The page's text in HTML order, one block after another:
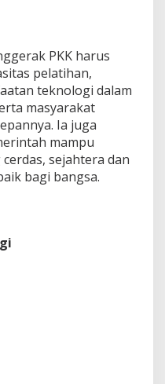
PKK harus
pelatihan,
teknologi dalam
masyarakat
Ia juga
mampu
sejahtera dan
bagi bangsa.